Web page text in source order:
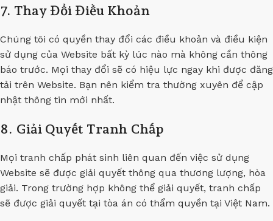
7. Thay Đổi Điều Khoản
Chúng tôi có quyền thay đổi các điều khoản và điều kiện
sử dụng của Website bất kỳ lúc nào mà không cần thông
báo trước. Mọi thay đổi sẽ có hiệu lực ngay khi được đăng
tải trên Website. Bạn nên kiểm tra thường xuyên để cập
nhật thông tin mới nhất.
8. Giải Quyết Tranh Chấp
Mọi tranh chấp phát sinh liên quan đến việc sử dụng
Website sẽ được giải quyết thông qua thương lượng, hòa
giải. Trong trường hợp không thể giải quyết, tranh chấp
sẽ được giải quyết tại tòa án có thẩm quyền tại Việt Nam.